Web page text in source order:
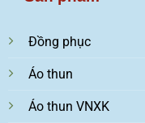
Đồng phục
Áo thun
Áo thun VNXK